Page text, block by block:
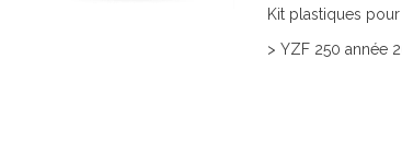
Kit plastiques pour
> YZF 250 année